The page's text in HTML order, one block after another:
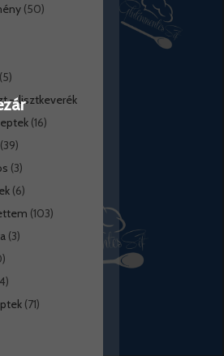
(50)
– lisztkeverék
(16)
(3)
(6)
(103)
(3)
(71)